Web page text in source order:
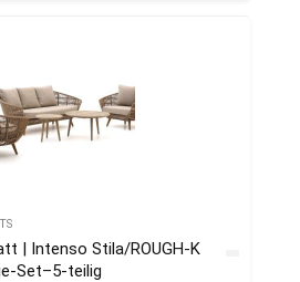
| Intenso Stila/ROUGH-K
Set–5-teilig